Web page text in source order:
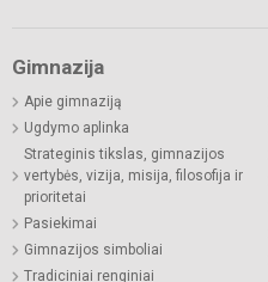
Gimnazija
Apie gimnaziją
Ugdymo aplinka
Strateginis tikslas, gimnazijos
vertybės, vizija, misija, filosofija ir
prioritetai
Pasiekimai
Gimnazijos simboliai
Tradiciniai renginiai